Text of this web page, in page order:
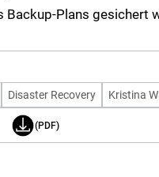
Backup-Plans gesichert
Disaster Recovery Kristina
(PDF)